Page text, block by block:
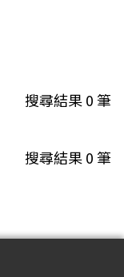
搜尋結果0筆
搜尋結果0筆